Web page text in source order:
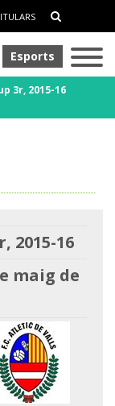
Esports
3r, 2015-16
2015-16
maig de